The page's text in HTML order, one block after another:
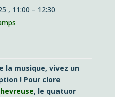
, 11:00 – 12:30
la musique, vivez un
! Pour clore
, le quatuor